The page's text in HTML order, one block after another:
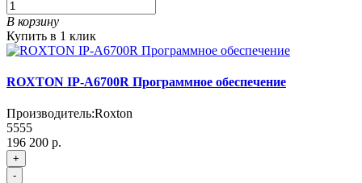
В корзину
Купить в 1 клик
ROXTON IP-A6700R Программное обеспечение
Производитель:Roxton
5555
196 200 р.
+
-